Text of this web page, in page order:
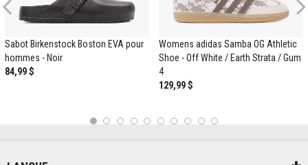
Previous
Sabot Birkenstock Boston EVA pour
hommes - Noir
84,99 $
Womens adidas Samba OG Athletic
Shoe - Off White / Earth Strata / Gum
4
129,99 $